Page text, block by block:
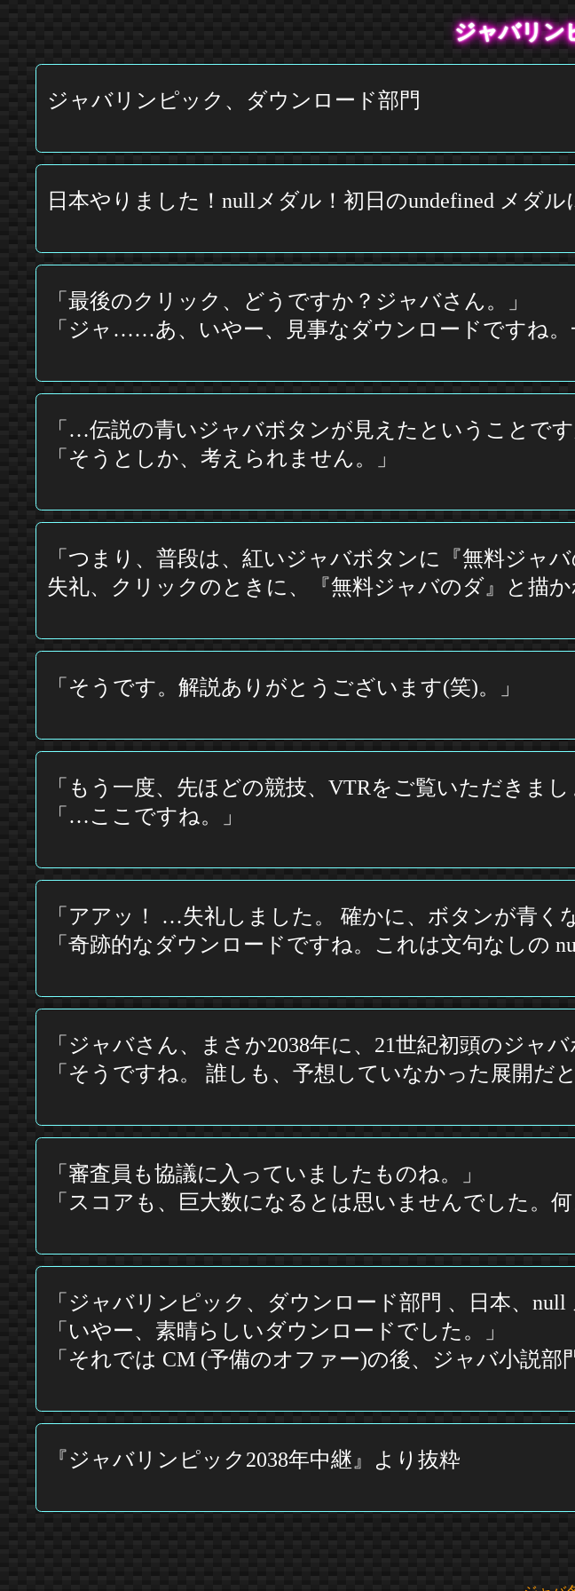
ジャバリン
ジャバリンピック、ダウンロード部門
日本やりました！nullメダル！初日のundefined メダル
「最後のクリック、どうですか？ジャバさん。」
「ジャ……あ、いやー、見事なダウンロードですね。
「…伝説の青いジャバボタンが見えたということです
「そうとしか、考えられません。」
「つまり、普段は、紅いジャバボタンに『無料ジ
失礼、クリックのときに、『無料ジャバのダ』と描
「そうです。解説ありがとうございます(笑)。」
「もう一度、先ほどの競技、VTRをご覧いただきまし
「…ここですね。」
「アアッ！ …失礼しました。 確かに、ボタンが青く
「奇跡的なダウンロードですね。これは文句なしの
「ジャバさん、まさか2038年に、21世紀初頭のジャ
「そうですね。 誰しも、予想していなかった展開だ
「審査員も協議に入っていましたものね。」
「スコアも、巨大数になるとは思いませんでした。
「ジャバリンピック、ダウンロード部門 、日本、null
「いやー、素晴らしいダウンロードでした。」
「それでは CM (予備のオファー)の後、ジャバ小説部
『ジャバリンピック2038年中継』より抜粋